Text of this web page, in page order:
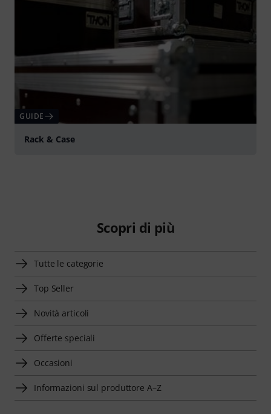
GUIDE
Rack & Case
Scopri di più
Tutte le categorie
Top Seller
Novità articoli
Offerte speciali
Occasioni
Informazioni sul produttore A–Z